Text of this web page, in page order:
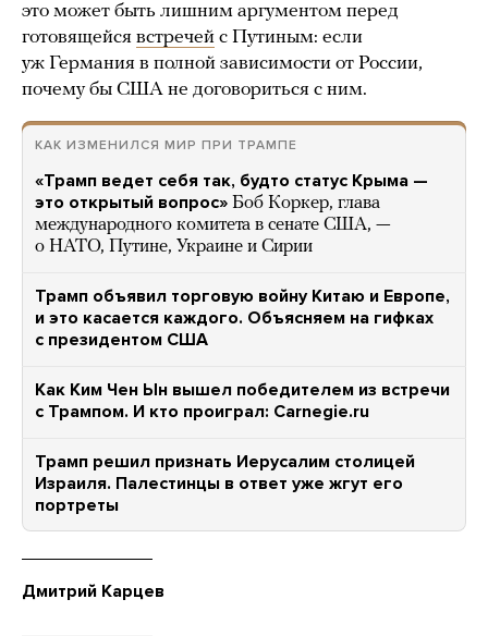
это может быть лишним аргументом перед
готовящейся встречей с Путиным: если
уж Германия в полной зависимости от России,
почему бы США не договориться с ним.
КАК ИЗМЕНИЛСЯ МИР ПРИ ТРАМПЕ
«Трамп ведет себя так, будто статус Крыма —
это открытый вопрос» Боб Коркер, глава
международного комитета в сенате США, —
о НАТО, Путине, Украине и Сирии
Трамп объявил торговую войну Китаю и Европе,
и это касается каждого. Объясняем на гифках
с президентом США
Как Ким Чен Ын вышел победителем из встречи
с Трампом. И кто проиграл: Carnegie.ru
Трамп решил признать Иерусалим столицей
Израиля. Палестинцы в ответ уже жгут его
портреты
Дмитрий Карцев